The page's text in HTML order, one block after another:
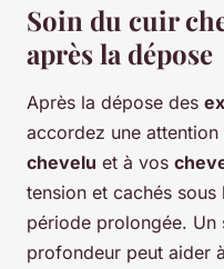
Soin du cuir
après la dépose
Après la dépose des
accordez une
chevelu et à vos
tension et cachés
période prolongée. Un
profondeur peut aider